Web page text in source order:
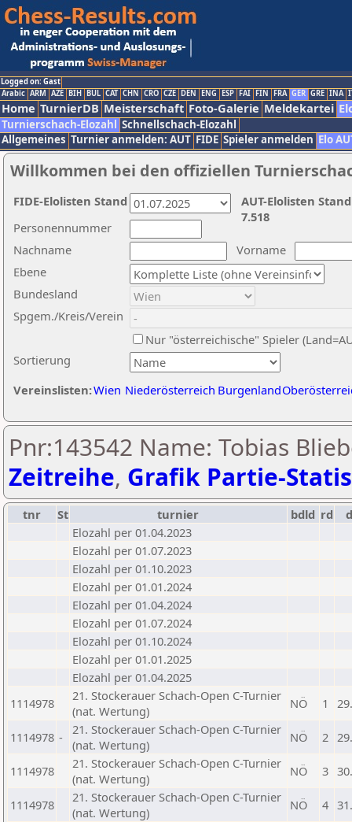
Logged on: Gast
Arabic ARM AZE BIH BUL CAT CHN CRO CZE DEN ENG ESP FAI FIN FRA GER GRE INA
Home TurnierDB Meisterschaft Foto-Galerie Meldekartei
Turnierschach-Elozahl Schnellschach-Elozahl
Allgemeines Turnier anmelden: AUT FIDE Spieler anmelden Elo
Willkommen bei den offiziellen
Nachname
Vorname
Ebene
Sortierung
Personennummer
Bundesland
Spgem./Kreis/Verein
Nur "österreichische" Spieler
Vereinslisten:Wien Niederösterreich Burgenland
AUT-Elolisten
7.518
FIDE-Elolisten Stand
Pnr:143542 Name: Tobias
Zeitreihe, Grafik Partie-
tnr St turnier bdld rd
Elozahl per 01.04.2023
Elozahl per 01.07.2023
Elozahl per 01.10.2023
Elozahl per 01.01.2024
Elozahl per 01.04.2024
Elozahl per 01.07.2024
Elozahl per 01.10.2024
Elozahl per 01.01.2025
Elozahl per 01.04.2025
1114978
21. Stockerauer Schach-Open C-Turnier
(nat. Wertung)
NÖ 1
1114978 -
21. Stockerauer Schach-Open C-Turnier
(nat. Wertung)
NÖ 2
1114978
21. Stockerauer Schach-Open C-Turnier
(nat. Wertung)
NÖ 3
1114978
21. Stockerauer Schach-Open C-Turnier
(nat. Wertung)
NÖ 4